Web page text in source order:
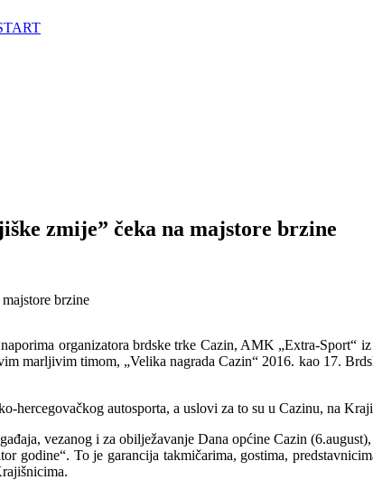
zmije” čeka na majstore brzine
brzine
organizatora brdske trke Cazin, AMK „Extra-Sport“
marljivim timom, „Velika nagrada Cazin“ 2016. kao 17.
hercegovačkog autosporta, a uslovi za to su u Cazinu, na
vezanog i za obilježavanje Dana općine Cazin
godine“. To je garancija takmičarima, gostima,